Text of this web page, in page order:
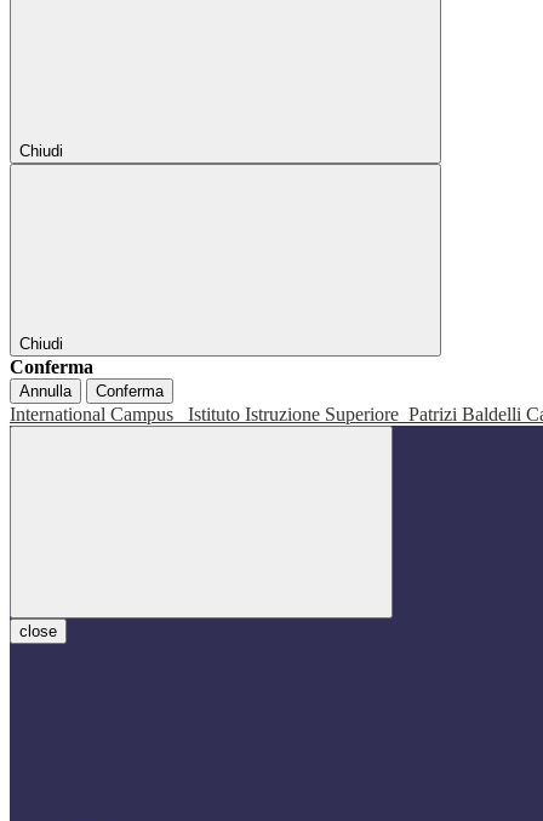
Chiudi
Chiudi
Conferma
Annulla Conferma
International Campus Istituto Istruzione Superiore Patrizi Baldelli
close